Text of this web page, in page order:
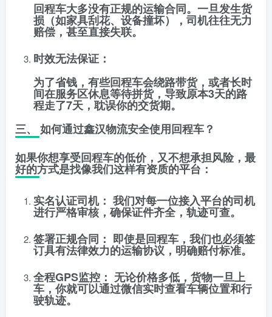
回程车大多没有正规的运输合同。一旦发生货
损（如家具刮花、设备撞坏），司机往往无力
赔偿，甚至直接失联。
时效无法保证：
为了省钱，有些回程车会绕路带货，或者长时
间在服务区休息等待拼货，导致原本3天的路
程走了7天，耽误你的交货期。
三、 如何通过鑫汉物流安全使用回程车？
如果你想享受回程车的低价，又不想承担风险，最
好的方式是找像我们这样有资质的平台：
实名认证司机： 我们对每一位接入平台的司机
进行严格审核，确保证件齐全，轨迹可查。
签署正规合同： 即使是回程车，我们也必须签
订具有法律效力的运输协议，明确赔付标准。
全程GPS监控： 无论价格多低，货物一旦上
车，你就可以通过微信实时查看车辆位置和行
驶轨迹。